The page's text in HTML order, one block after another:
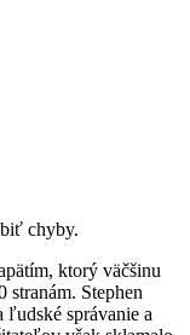
chyby.
ktorý väčšinu
Stephen
správanie a